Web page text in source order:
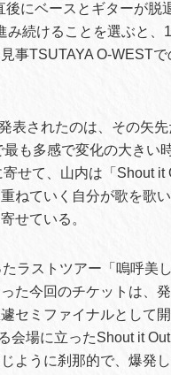
にベースとギターが脱
み続けることを選ぶと
事TSUTAYA O-WEST
表されたのは、その矢
も多感で変化の大きい
せて、山内は「Shout it
ねていく自分が歌を歌
せている。
ラストツアー「嗚呼美
た今回のチケットは、
セミファイナルとして
会場に立ったShout it
ように刹那的で、爆発